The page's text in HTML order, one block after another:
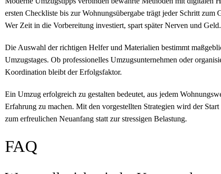
ersten Checkliste bis zur Wohnungsübergabe trägt jeder Schritt zum
Wer Zeit in die Vorbereitung investiert, spart später Nerven und Geld.
Die Auswahl der richtigen Helfer und Materialien bestimmt
Umzugstages. Ob professionelles Umzugsunternehmen oder
Koordination bleibt der Erfolgsfaktor.
Ein Umzug erfolgreich zu gestalten bedeutet, aus jedem
Erfahrung zu machen. Mit den vorgestellten Strategien wird der Start
zum erfreulichen Neuanfang statt zur stressigen Belastung.
FAQ